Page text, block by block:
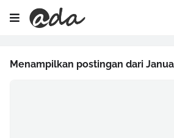
Menampilkan postingan dari